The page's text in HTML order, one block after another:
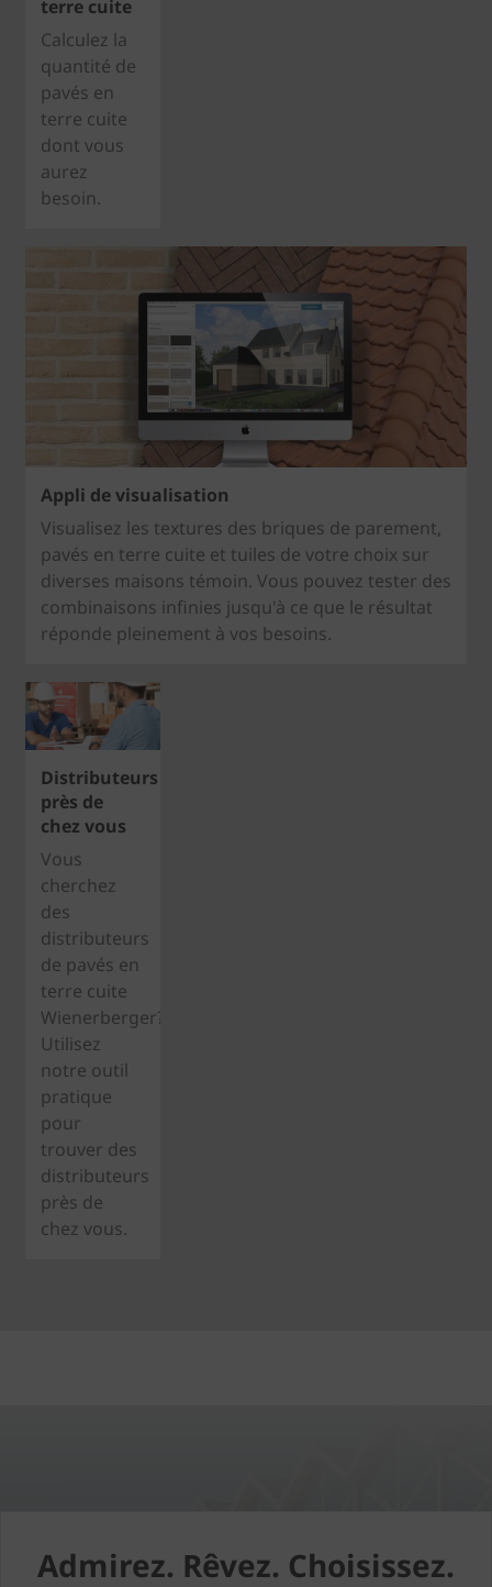
terre cuite
Calculez la
quantité de
pavés en
terre cuite
dont vous
aurez
besoin.
Appli de visualisation
Visualisez les textures des briques de parement,
pavés en terre cuite et tuiles de votre choix sur
diverses maisons témoin. Vous pouvez tester des
combinaisons infinies jusqu'à ce que le résultat
réponde pleinement à vos besoins.
Distributeurs
près de
chez vous
Vous
cherchez
des
distributeurs
de pavés en
terre cuite
Wienerberger?
Utilisez
notre outil
pratique
pour
trouver des
distributeurs
près de
chez vous.
Admirez. Rêvez. Choisissez.